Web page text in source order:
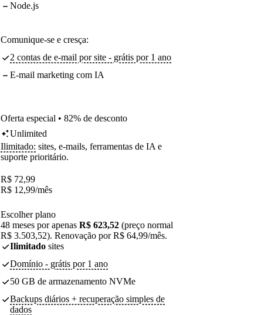
Node.js
Comunique-se e cresça:
2 contas de e-mail por site - grátis por 1 ano
E-mail marketing com IA
Oferta especial • 82% de desconto
Unlimited
Ilimitado: sites, e-mails, ferramentas de IA e
suporte prioritário.
R$ 72,99
R$ 12,99/mês
Escolher plano
48 meses por apenas R$ 623,52 (preço normal
R$ 3.503,52). Renovação por R$ 64,99/mês.
Ilimitado sites
Domínio - grátis por 1 ano
50 GB de armazenamento NVMe
Backups diários + recuperação simples de
dados